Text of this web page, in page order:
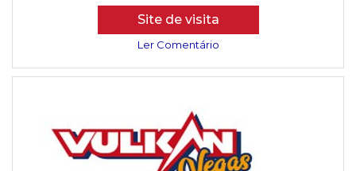
Site de visita
Ler Comentário